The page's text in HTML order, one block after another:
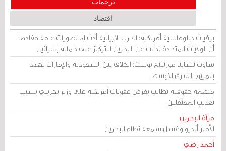
اقتصاد
برقيات دبلوماسية أمريكية: الحرب الإيرانية أدت إلى تصورات عامة مفادها
أن الولايات المتحدة تخلت عن البحرين للتركيز على حماية إسرائيل
ساوث تشاينا مورنينغ بوست: الخلاف بين السعودية والإمارات يهدد
بتمزيق الشرق الأوسط
منظمة حقوقية تطالب بفرض عقوبات أمريكية على وزير بحريني بسبب
تعذيب المعتقلين
مرآة البحرين
الأمير أندرو وغسل سمعة نظام البحرين
أحمد رضي